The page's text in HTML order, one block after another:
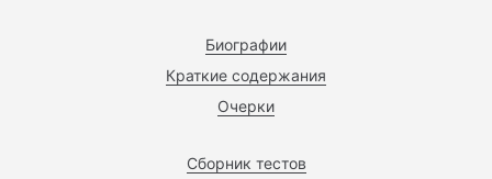
Биографии
Краткие содержания
Очерки
Сборник тестов